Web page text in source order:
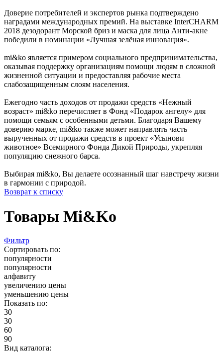
Доверие потребителей и экспертов рынка подтверждено
наградами международных премий. На выставке InterCHARM
2018 дезодорант Морской бриз и маска для лица Анти-акне
победили в номинации «Лучшая зелёная инновация».
mi&ko является примером социального предпринимательства,
оказывая поддержку организациям помощи людям в сложной
жизненной ситуации и предоставляя рабочие места
слабозащищенным слоям населения.
Ежегодно часть доходов от продажи средств «Нежный
возраст» mi&ko перечисляет в Фонд «Подарок ангелу» для
помощи семьям с особенными детьми. Благодаря Вашему
доверию марке, mi&ko также может направлять часть
вырученных от продажи средств в проект «Усынови
животное» Всемирного Фонда Дикой Природы, укрепляя
популяцию снежного барса.
Выбирая mi&ko, Вы делаете осознанный шаг навстречу жизни
в гармонии с природой.
Возврат к списку
Товары Mi&Ko
Фильтр
Сортировать по:
популярности
популярности
алфавиту
увеличению цены
уменьшению цены
Показать по:
30
30
60
90
Вид каталога: